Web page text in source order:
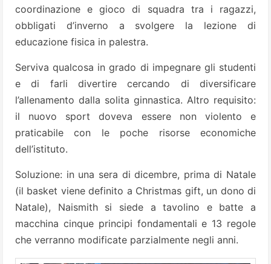
coordinazione e gioco di squadra tra i ragazzi,
obbligati d’inverno a svolgere la lezione di
educazione fisica in palestra.
Serviva qualcosa in grado di impegnare gli studenti
e di farli divertire cercando di diversificare
l’allenamento dalla solita ginnastica. Altro requisito:
il nuovo sport doveva essere non violento e
praticabile con le poche risorse economiche
dell’istituto.
Soluzione: in una sera di dicembre, prima di Natale
(il basket viene definito a Christmas gift, un dono di
Natale), Naismith si siede a tavolino e batte a
macchina cinque principi fondamentali e 13 regole
che verranno modificate parzialmente negli anni.